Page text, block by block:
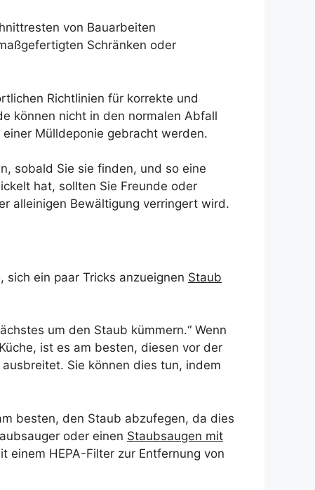
von Bauarbeiten
Schränken oder
Richtlinien für korrekte und
können nicht in den normalen Abfall
Mülldeponie gebracht werden.
sobald Sie sie finden, und so eine
hat, sollten Sie Freunde oder
alleinigen Bewältigung verringert wird.
sich ein paar Tricks anzueignen Staub
um den Staub kümmern.“ Wenn
ist es am besten, diesen vor der
Sie können dies tun, indem
besten, den Staub abzufegen, da dies
oder einen Staubsaugen mit
einem HEPA-Filter zur Entfernung von